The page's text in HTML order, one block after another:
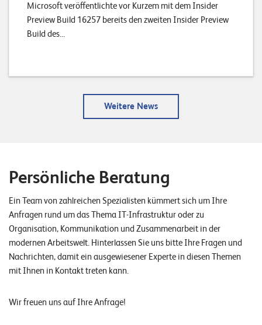
Microsoft veröffentlichte vor Kurzem mit dem Insider
Preview Build 16257 bereits den zweiten Insider Preview
Build des...
Weitere News
Persönliche Beratung
Ein Team von zahlreichen Spezialisten kümmert sich um Ihre
Anfragen rund um das Thema IT-Infrastruktur oder zu
Organisation, Kommunikation und Zusammenarbeit in der
modernen Arbeitswelt. Hinterlassen Sie uns bitte Ihre Fragen und
Nachrichten, damit ein ausgewiesener Experte in diesen Themen
mit Ihnen in Kontakt treten kann.
Wir freuen uns auf Ihre Anfrage!